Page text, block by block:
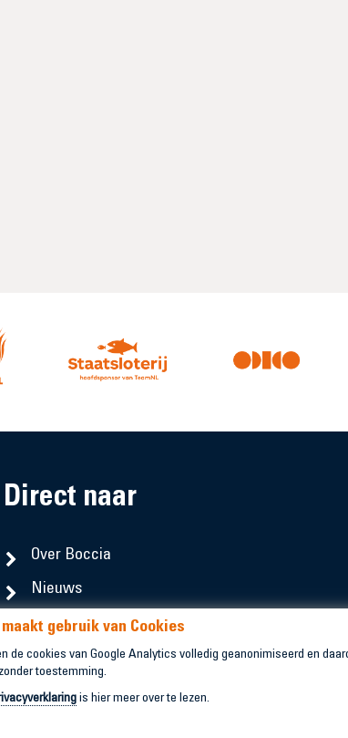
gebruik van Cookies
de cookies van Google Analytics volledig geanonimiseerd en
toestemming.
is hier meer over te lezen.
Direct naar
Over Boccia
Nieuws
Competitie
Contact